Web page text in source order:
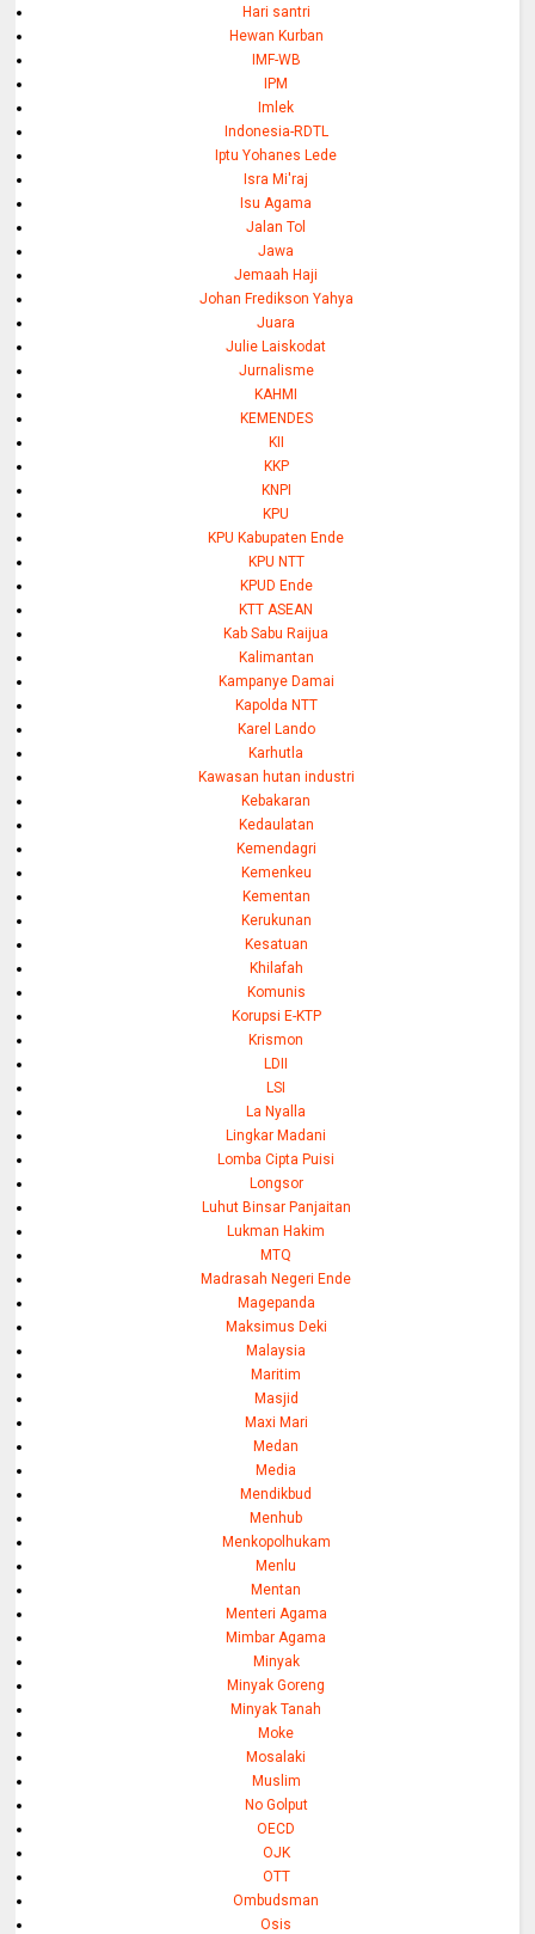
Hari santri
Hewan Kurban
IMF-WB
IPM
Imlek
Indonesia-RDTL
Iptu Yohanes Lede
Isra Mi'raj
Isu Agama
Jalan Tol
Jawa
Jemaah Haji
Johan Fredikson Yahya
Juara
Julie Laiskodat
Jurnalisme
KAHMI
KEMENDES
KII
KKP
KNPI
KPU
KPU Kabupaten Ende
KPU NTT
KPUD Ende
KTT ASEAN
Kab Sabu Raijua
Kalimantan
Kampanye Damai
Kapolda NTT
Karel Lando
Karhutla
Kawasan hutan industri
Kebakaran
Kedaulatan
Kemendagri
Kemenkeu
Kementan
Kerukunan
Kesatuan
Khilafah
Komunis
Korupsi E-KTP
Krismon
LDII
LSI
La Nyalla
Lingkar Madani
Lomba Cipta Puisi
Longsor
Luhut Binsar Panjaitan
Lukman Hakim
MTQ
Madrasah Negeri Ende
Magepanda
Maksimus Deki
Malaysia
Maritim
Masjid
Maxi Mari
Medan
Media
Mendikbud
Menhub
Menkopolhukam
Menlu
Mentan
Menteri Agama
Mimbar Agama
Minyak
Minyak Goreng
Minyak Tanah
Moke
Mosalaki
Muslim
No Golput
OECD
OJK
OTT
Ombudsman
Osis